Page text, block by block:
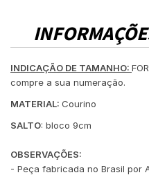
INDICAÇÃO DE TAMANHO:
compre a sua numeração.
MATERIAL: Courino
SALTO: bloco 9cm
OBSERVAÇÕES:
- Peça fabricada no Brasil por